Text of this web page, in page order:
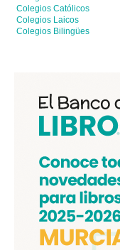
Colegios Católicos
Colegios Laicos
Colegios Bilingües